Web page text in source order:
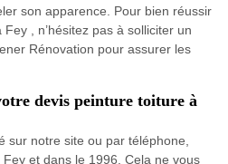
son apparence. Pour bien réussir
, n’hésitez pas à solliciter un
Rénovation pour assurer les
devis peinture toiture à
sur notre site ou par téléphone,
et dans le 1996. Cela ne vous